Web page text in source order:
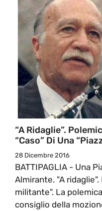
“A Ridaglie”.
“caso” Di Una
28 Dicembre 2016
BATTIPAGLIA - Una
Almirante. "A
militante". La
consiglio della